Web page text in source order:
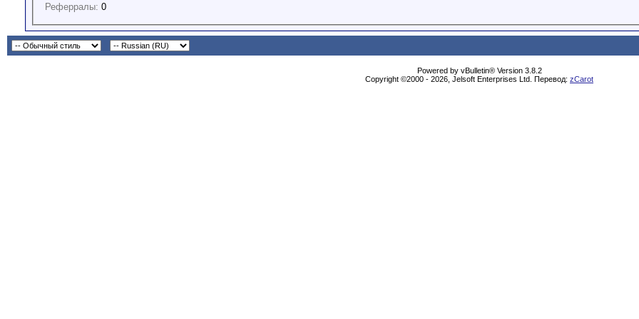
Реферралы: 0
Powered by vBulletin® Version 3.8.2
Copyright ©2000 - 2026, Jelsoft Enterprises Ltd. Перевод: zCarot